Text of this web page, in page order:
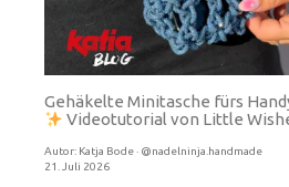
Gehäkelte Minitasche fürs
Videotutorial von Little
Autor: Katja Bode · @nadelninja.handmade
21. Juli 2026